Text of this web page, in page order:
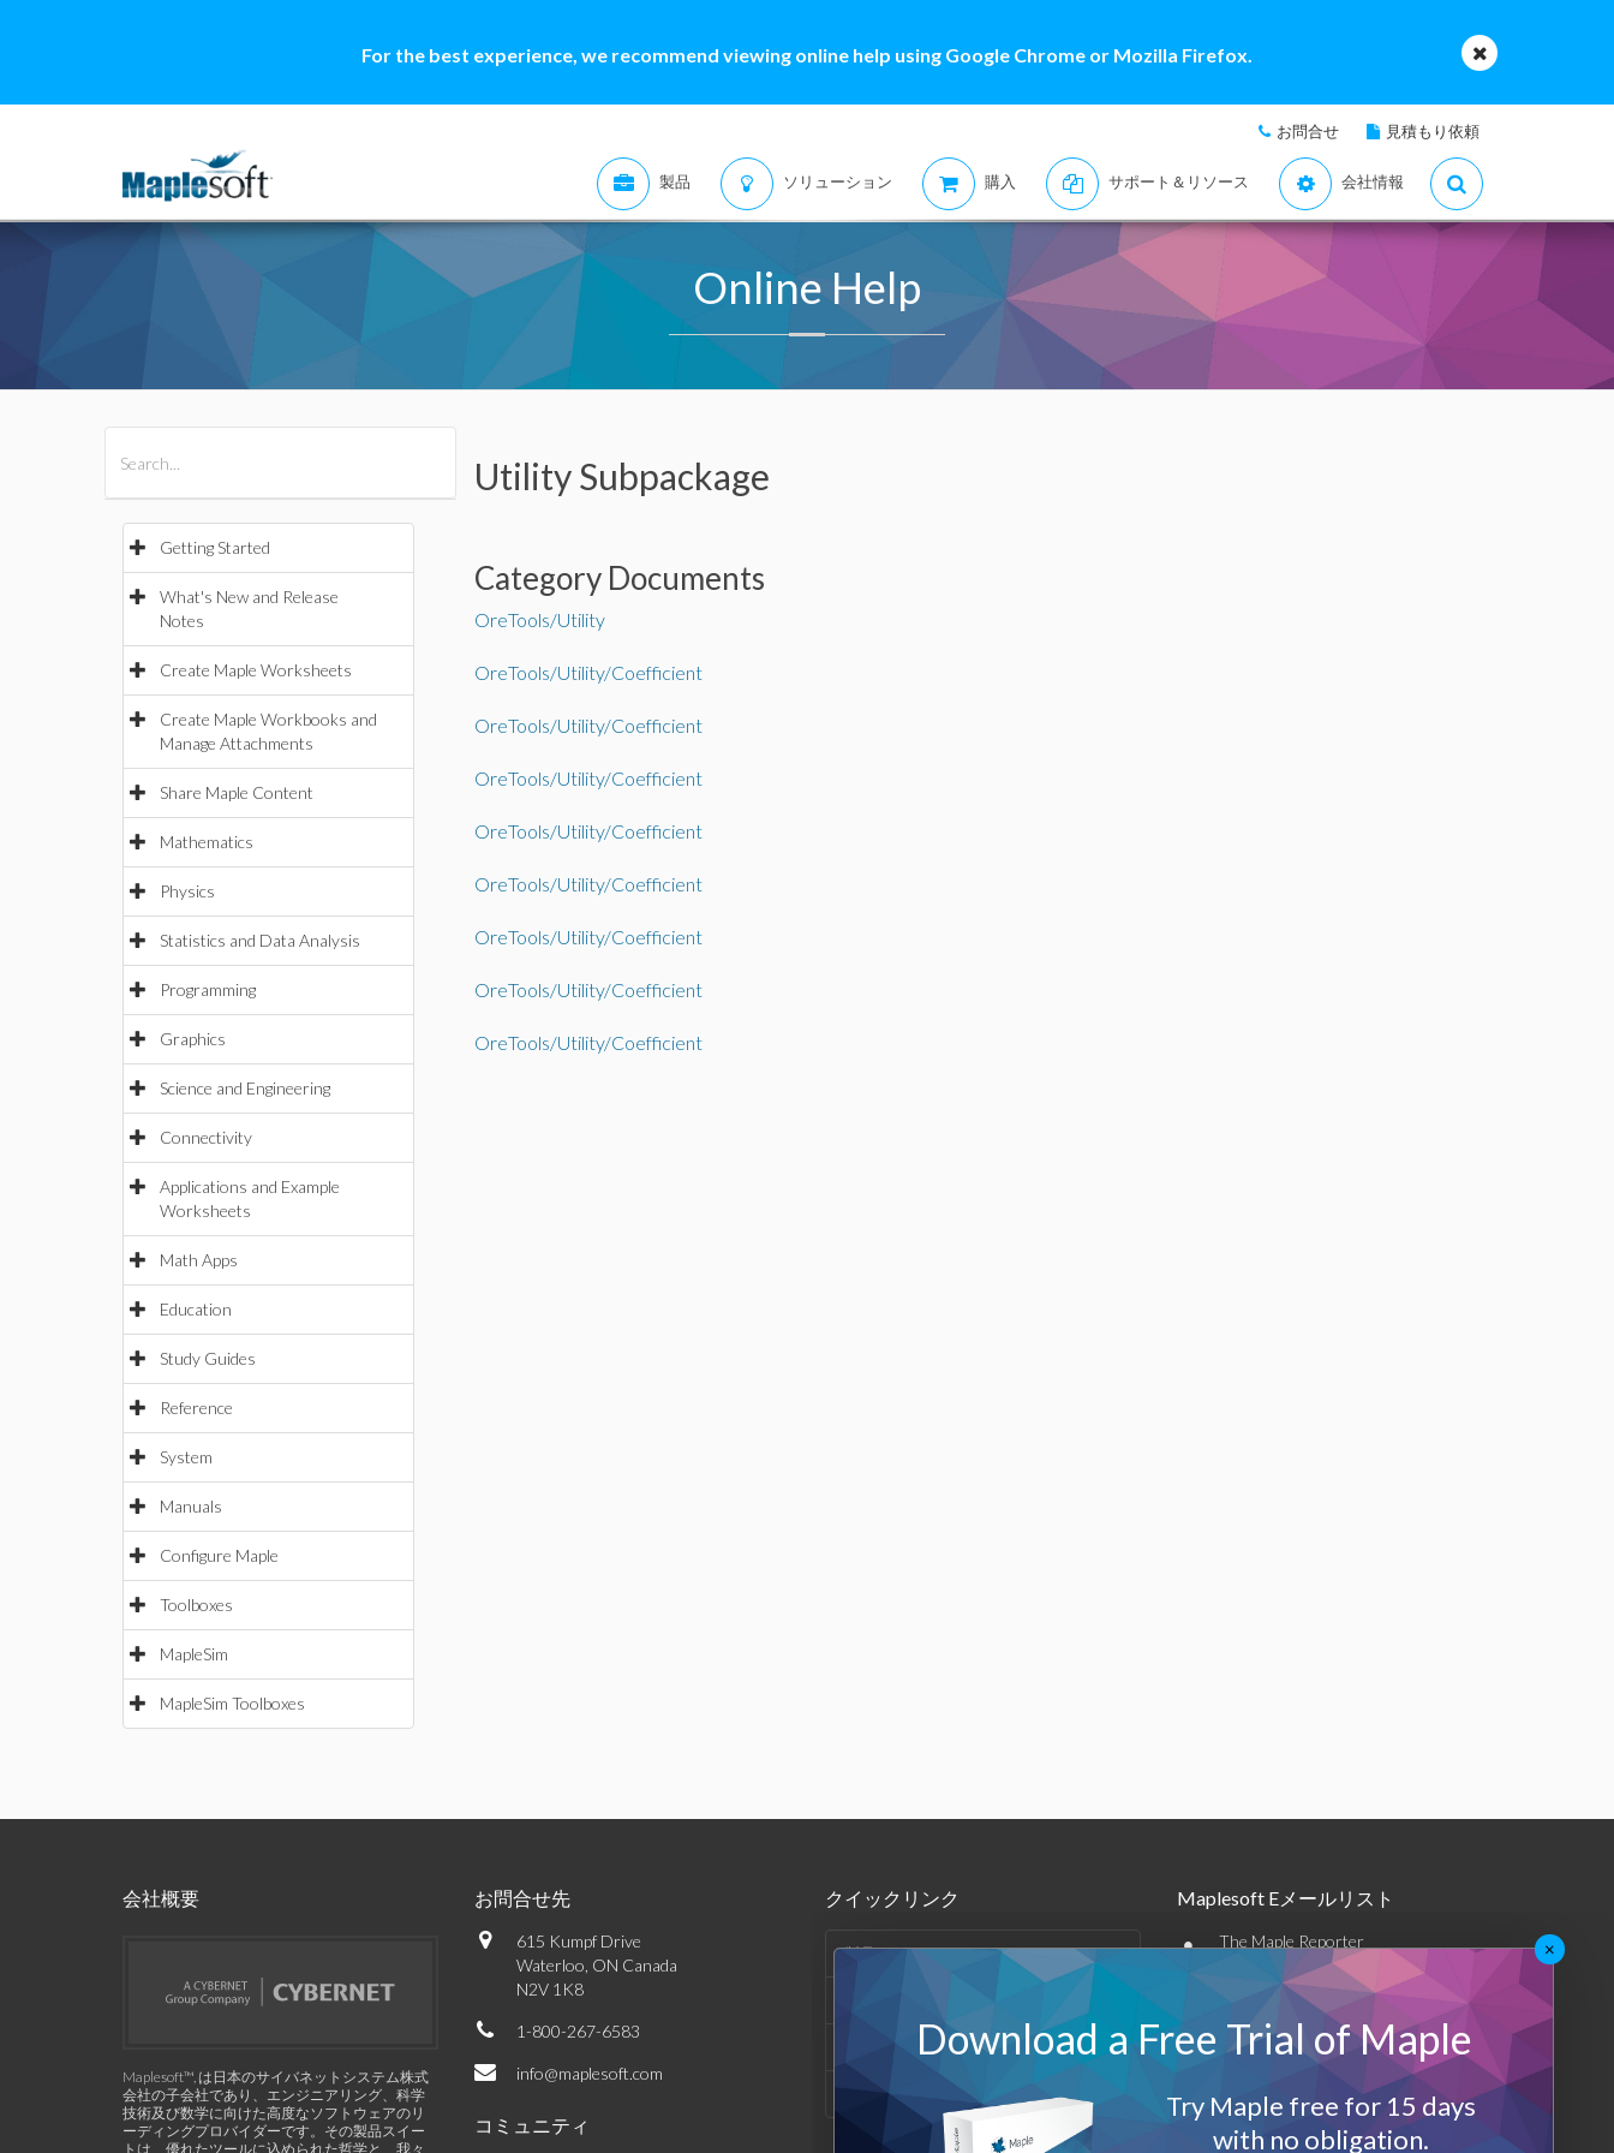
For the best experience, we recommend viewing online help using Google Chrome or Mozilla Firefox.
お問合せ 見積もり依頼
製品 ソリューション 購入 サポート＆リソース 会社情報
Online Help
Getting Started
What's New and Release
Notes
Create Maple Worksheets
Create Maple Workbooks and
Manage Attachments
Share Maple Content
Mathematics
Physics
Statistics and Data Analysis
Programming
Graphics
Science and Engineering
Connectivity
Applications and Example
Worksheets
Math Apps
Education
Study Guides
Reference
System
Manuals
Configure Maple
Toolboxes
MapleSim
MapleSim Toolboxes
Utility Subpackage
Category Documents
OreTools/Utility
OreTools/Utility/Coefficient
OreTools/Utility/Coefficient
OreTools/Utility/Coefficient
OreTools/Utility/Coefficient
OreTools/Utility/Coefficient
OreTools/Utility/Coefficient
OreTools/Utility/Coefficient
OreTools/Utility/Coefficient
会社概要
Maplesoft™, は日本のサイバネットシステム株式
会社の子会社であり、エンジニアリング、科学
技術及び数学に向けた高度なソフトウェアのリ
ーディングプロバイダーです。その製品スイー
トは、優れたツールに込められた哲学と、我々
お問合せ先
615 Kumpf Drive
Waterloo, ON Canada
N2V 1K8
1-800-267-6583
info@maplesoft.com
コミュニティ
クイックリンク
製品
サポート & リソース
会社情報
Maplesoft Eメールリスト
• The Maple Reporter
その他のEメール
Maplesoft メンバーシップ
ログアウト
×
Download a Free Trial of Maple
Try Maple free for 15 days
with no obligation.